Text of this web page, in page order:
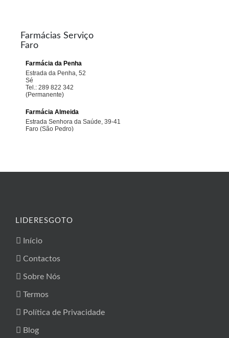
Farmácias Serviço
Faro
LIDERESGOTO
Início
Contactos
Sobre Nós
Termos
Política de Privacidade
Blog